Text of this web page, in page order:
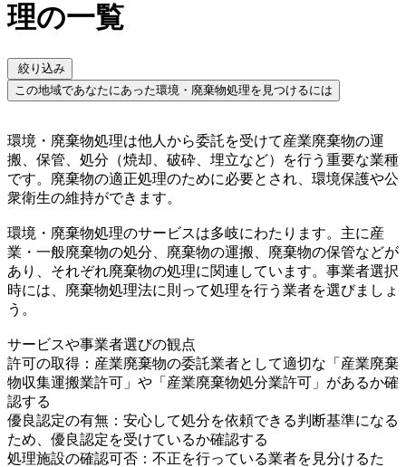
理の一覧
絞り込み
この地域であなたにあった環境・廃棄物処理を見つけるには
環境・廃棄物処理は他人から委託を受けて産業廃棄物の運
搬、保管、処分（焼却、破砕、埋立など）を行う重要な業種
です。廃棄物の適正処理のために必要とされ、環境保護や公
衆衛生の維持ができます。
環境・廃棄物処理のサービスは多岐にわたります。主に産
業・一般廃棄物の処分、廃棄物の運搬、廃棄物の保管などが
あり、それぞれ廃棄物の処理に関連しています。事業者選択
時には、廃棄物処理法に則って処理を行う業者を選びましょ
う。
サービスや事業者選びの観点
許可の取得：産業廃棄物の委託業者として適切な「産業廃棄
物収集運搬業許可」や「産業廃棄物処分業許可」があるか確
認する
優良認定の有無：安心して処分を依頼できる判断基準になる
ため、優良認定を受けているか確認する
処理施設の確認可否：不正を行っている業者を見分けるた